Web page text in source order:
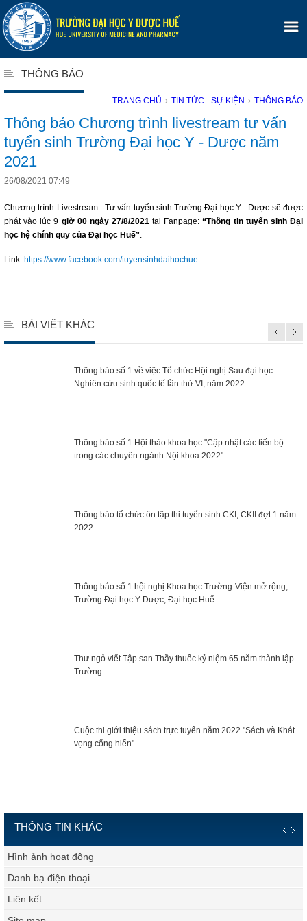
THÔNG BÁO
TRANG CHỦ › TIN TỨC - SỰ KIỆN › THÔNG BÁO
Thông báo Chương trình livestream tư vấn
tuyển sinh Trường Đại học Y - Dược năm
2021
26/08/2021 07:49
Chương trình Livestream - Tư vấn tuyển sinh Trường Đại học Y - Dược sẽ được
phát vào lúc 9 giờ 00 ngày 27/8/2021 tại Fanpage:“Thông tin tuyển sinh Đại
học hệ chính quy của Đại học Huế”.
Link: https://www.facebook.com/tuyensinhdaihochue
BÀI VIẾT KHÁC
Thông báo số 1 về việc Tổ chức Hội nghị Sau đại học -
Nghiên cứu sinh quốc tế lần thứ VI, năm 2022
Thông báo số 1 Hội thảo khoa học "Cập nhật các tiến bộ
trong các chuyên ngành Nội khoa 2022"
Thông báo tổ chức ôn tập thi tuyển sinh CKI, CKII đợt 1 năm
2022
Thông báo số 1 hội nghị Khoa học Trường-Viện mở rộng,
Trường Đại học Y-Dược, Đại học Huế
Thư ngỏ viết Tập san Thầy thuốc kỷ niệm 65 năm thành lập
Trường
Cuộc thi giới thiệu sách trực tuyến năm 2022 "Sách và Khát
vọng cống hiến"
THÔNG TIN KHÁC
Hình ảnh hoạt động
Danh bạ điện thoại
Liên kết